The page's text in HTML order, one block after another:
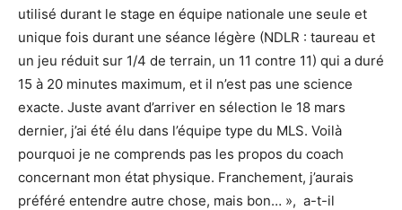
utilisé durant le stage en équipe nationale une seule et
unique fois durant une séance légère (NDLR : taureau et
un jeu réduit sur 1/4 de terrain, un 11 contre 11) qui a duré
15 à 20 minutes maximum, et il n’est pas une science
exacte. Juste avant d’arriver en sélection le 18 mars
dernier, j’ai été élu dans l’équipe type du MLS. Voilà
pourquoi je ne comprends pas les propos du coach
concernant mon état physique. Franchement, j’aurais
préféré entendre autre chose, mais bon… », a-t-il